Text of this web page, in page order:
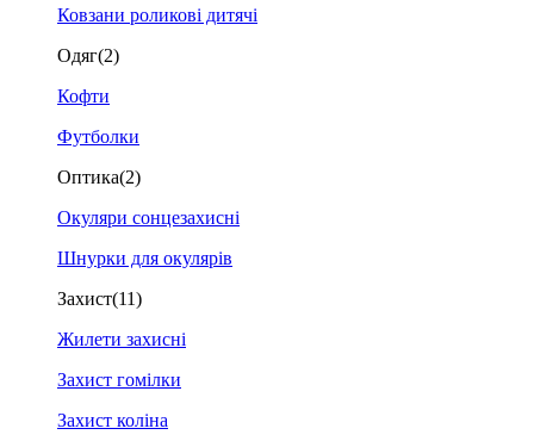
Ковзани роликові дитячі
Одяг(2)
Кофти
Футболки
Оптика(2)
Окуляри сонцезахисні
Шнурки для окулярів
Захист(11)
Жилети захисні
Захист гомілки
Захист коліна